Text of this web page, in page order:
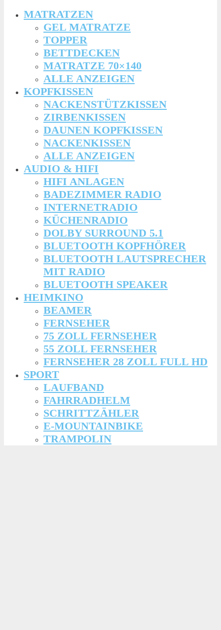
MATRATZEN
GEL MATRATZE
TOPPER
BETTDECKEN
MATRATZE 70×140
ALLE ANZEIGEN
KOPFKISSEN
NACKENSTÜTZKISSEN
ZIRBENKISSEN
DAUNEN KOPFKISSEN
NACKENKISSEN
ALLE ANZEIGEN
AUDIO & HIFI
HIFI ANLAGEN
BADEZIMMER RADIO
INTERNETRADIO
KÜCHENRADIO
DOLBY SURROUND 5.1
BLUETOOTH KOPFHÖRER
BLUETOOTH LAUTSPRECHER
MIT RADIO
BLUETOOTH SPEAKER
HEIMKINO
BEAMER
FERNSEHER
75 ZOLL FERNSEHER
55 ZOLL FERNSEHER
FERNSEHER 28 ZOLL FULL HD
SPORT
LAUFBAND
FAHRRADHELM
SCHRITTZÄHLER
E-MOUNTAINBIKE
TRAMPOLIN